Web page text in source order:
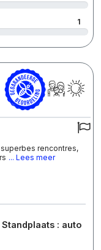
1
rencontres,
... Lees meer
: auto